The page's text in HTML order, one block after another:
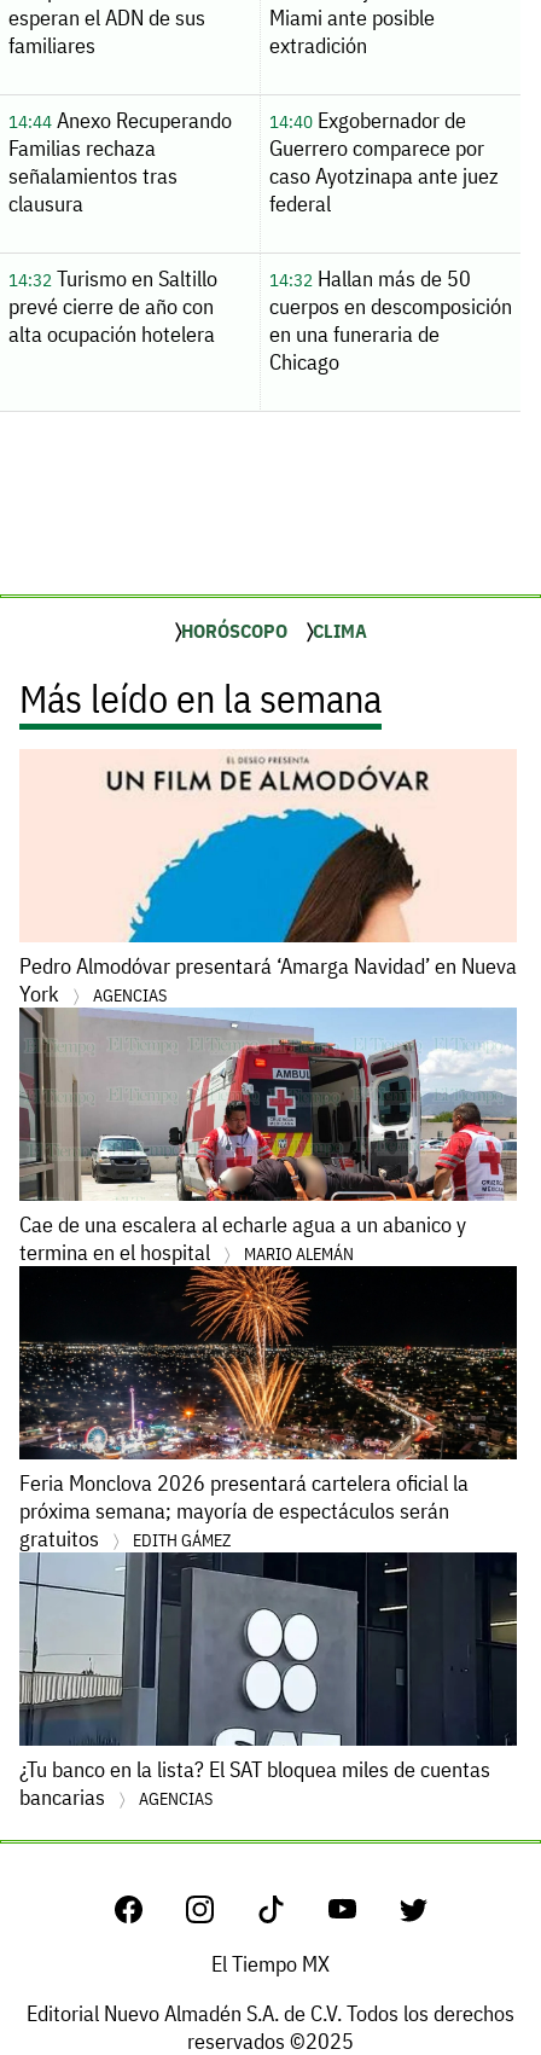
esperan el ADN de sus
familiares
Miami ante posible
extradición
14:44Anexo Recuperando
Familias rechaza
señalamientos tras
clausura
14:40Exgobernador de
Guerrero comparece por
caso Ayotzinapa ante juez
federal
14:32 Turismo en Saltillo
prevé cierre de año con
alta ocupación hotelera
14:32 Hallan más de 50
cuerpos en descomposición
en una funeraria de
Chicago
HORÓSCOPO CLIMA
Más leído en la semana
Pedro Almodóvar presentará ‘Amarga Navidad’ en Nueva
York
AGENCIAS
Cae de una escalera al echarle agua a un abanico y
termina en el hospital
MARIO ALEMÁN
Feria Monclova 2026 presentará cartelera oficial la
próxima semana; mayoría de espectáculos serán
gratuitos
EDITH GÁMEZ
¿Tu banco en la lista? El SAT bloquea miles de cuentas
bancarias
AGENCIAS
El Tiempo MX
Editorial Nuevo Almadén S.A. de C.V. Todos los derechos
reservados ©2025